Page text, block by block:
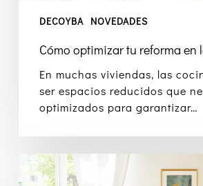
DECOYBA NOVEDADES
Cómo optimizar tu reforma en
En muchas viviendas, las
ser espacios reducidos que
optimizados para garantizar…
Estilo
Mid